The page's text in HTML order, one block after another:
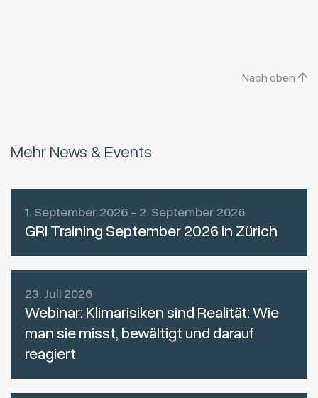
Nach oben
Mehr News & Events
1. September 2026 - 2. September 2026
GRI Training September 2026 in Zürich
23. Juli 2026
Webinar: Klimarisiken sind Realität: Wie
man sie misst, bewältigt und darauf
reagiert